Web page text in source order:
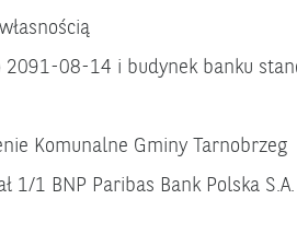
2091-08-14 i budynek banku
Gminy Tarnobrzeg
Paribas Bank Polska S.A.